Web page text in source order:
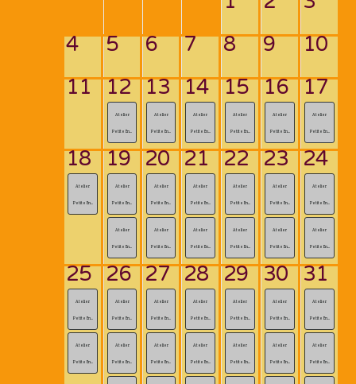
4
5 6 7 8 9
10
11 12
Atelier
Petite En...
13
Atelier
Petite En...
14
Atelier
Petite En...
15
Atelier
Petite En...
16
Atelier
Petite En...
17
Atelier
Petite En...
18
Atelier
Petite En...
19
Atelier
Petite En...
Atelier
Petite En...
20
Atelier
Petite En...
Atelier
Petite En...
21
Atelier
Petite En...
Atelier
Petite En...
22
Atelier
Petite En...
Atelier
Petite En...
23
Atelier
Petite En...
Atelier
Petite En...
24
Atelier
Petite En...
Atelier
Petite En...
25
Atelier
Petite En...
Atelier
Petite En...
26
Atelier
Petite En...
Atelier
Petite En...
27
Atelier
Petite En...
Atelier
Petite En...
28
Atelier
Petite En...
Atelier
Petite En...
29
Atelier
Petite En...
Atelier
Petite En...
30
Atelier
Petite En...
Atelier
Petite En...
31
Atelier
Petite En...
Atelier
Petite En...